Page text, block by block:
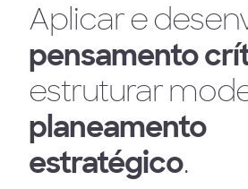
Aplicar e
pensamento
estruturar
planeamento
estratégico.